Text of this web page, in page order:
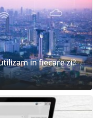
in fiecare zi?